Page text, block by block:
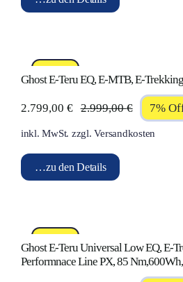
Ghost E-Teru EQ, E-MTB, E-
2.999,00€
Preis
2.799,00 €
Aktueller
Preis
7%
inkl. MwSt. zzgl.Versandkosten
…zu den Details
Ghost E-Teru Universal Low EQ, E-
Performnace Line PX, 85